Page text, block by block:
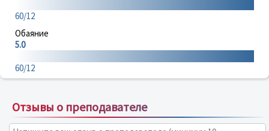
60/12
Обаяние
5.0
60/12
Отзывы о преподавателе